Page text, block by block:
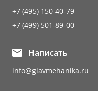
+7 (495) 150-40-79
+7 (499) 501-89-00
Написать
info@glavmehanika.ru